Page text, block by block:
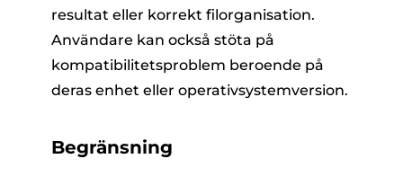
resultat eller korrekt filorganisation.
Användare kan också stöta på
kompatibilitetsproblem beroende på
deras enhet eller operativsystemversion.
Begränsning